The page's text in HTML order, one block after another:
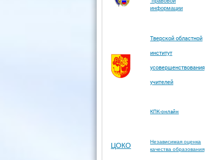
информации
Тверской областной
институт
усовершенствования
учителей
КПК-онлайн
ЦОКО
Независимая оценка
качества образования